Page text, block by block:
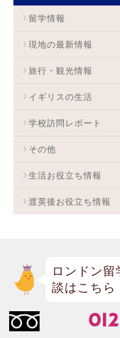
留学情報
現地の最新情報
旅行・観光情報
イギリスの生活
学校訪問レポート
その他
生活お役立ち情報
渡英後お役立ち情報
ロンドン留
談はこちら